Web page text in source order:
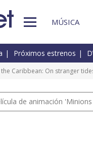
MÚSICA
Próximos estrenos
Caribbean: On stranger
de animación